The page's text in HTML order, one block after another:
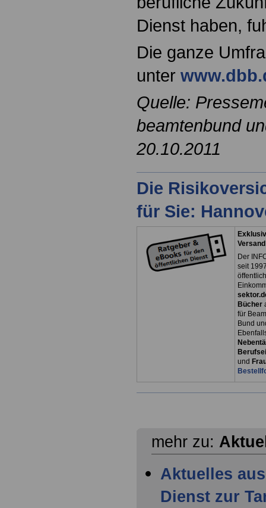
Dienst haben,
Die ganze
unter
Quelle:
beamtenbund
20.10.2011
Die
für Sie:
Der
seit
Bücher
für
Bund
und
mehr zu:
Aktuelles
Dienst zur